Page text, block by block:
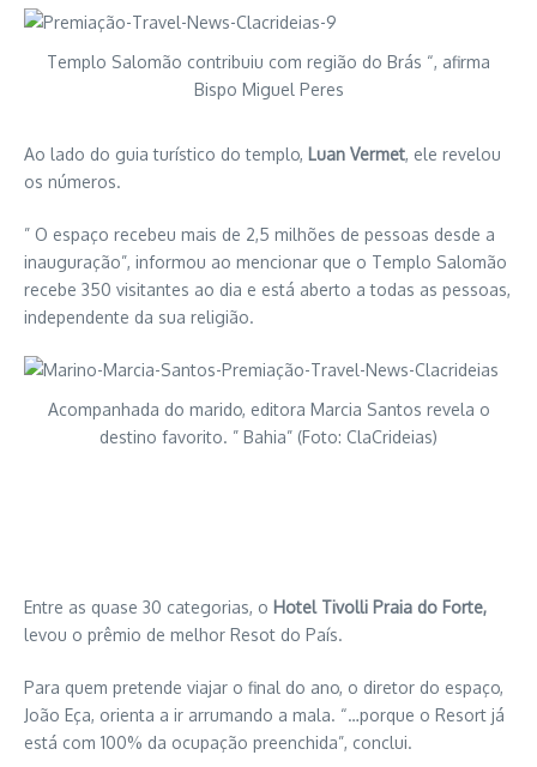
Templo Salomão contribuiu com região do Brás “, afirma
Bispo Miguel Peres
Ao lado do guia turístico do templo, Luan Vermet, ele revelou
os números.
” O espaço recebeu mais de 2,5 milhões de pessoas desde a
inauguração”, informou ao mencionar que o Templo Salomão
recebe 350 visitantes ao dia e está aberto a todas as pessoas,
independente da sua religião.
Acompanhada do marido, editora Marcia Santos revela o
destino favorito. ” Bahia” (Foto: ClaCrideias)
Entre as quase 30 categorias, o Hotel Tivolli Praia do Forte,
levou o prêmio de melhor Resot do País.
Para quem pretende viajar o final do ano, o diretor do espaço,
João Eça, orienta a ir arrumando a mala. “…porque o Resort já
está com 100% da ocupação preenchida”, conclui.